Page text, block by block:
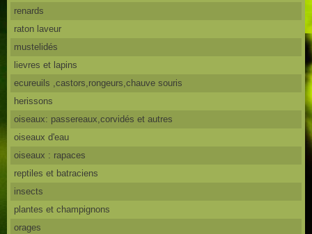
renards
raton laveur
mustelidés
lievres et lapins
ecureuils ,castors,rongeurs,chauve souris
herissons
oiseaux: passereaux,corvidés et autres
oiseaux d'eau
oiseaux : rapaces
reptiles et batraciens
insects
plantes et champignons
orages